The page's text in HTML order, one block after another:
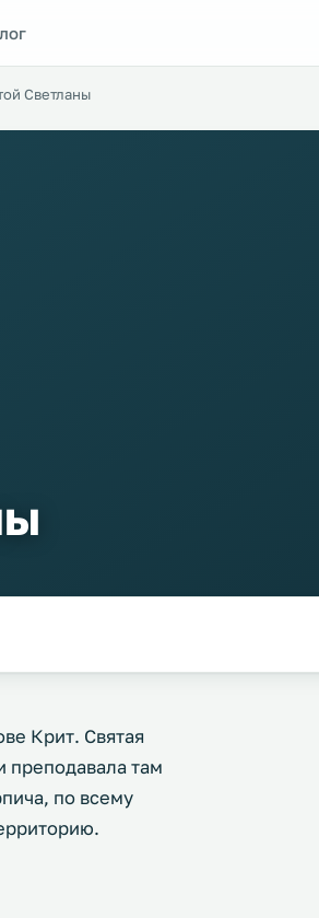
Светланы
Крит. Святая
преподавала там
по всему